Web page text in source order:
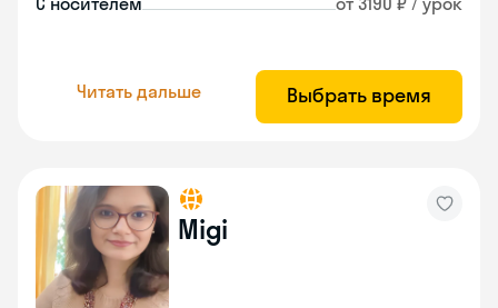
Читать дальше Выбрать время
Migi